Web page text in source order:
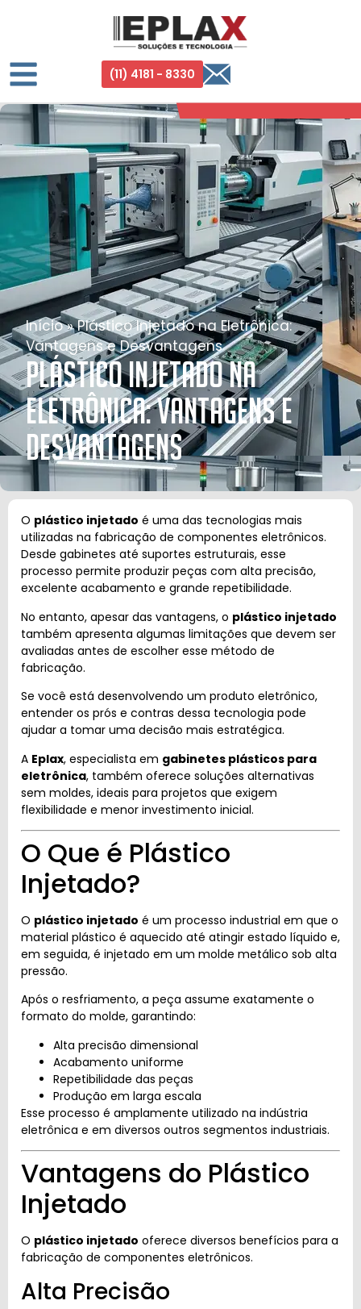
(11) 4181 - 8330
Início»Plástico Injetado na Eletrônica:
Vantagens e Desvantagens
Plástico Injetado na
Eletrônica: Vantagens e
Desvantagens
O plástico injetado é uma das tecnologias mais
utilizadas na fabricação de componentes eletrônicos.
Desde gabinetes até suportes estruturais, esse
processo permite produzir peças com alta precisão,
excelente acabamento e grande repetibilidade.
No entanto, apesar das vantagens, o plástico injetado
também apresenta algumas limitações que devem ser
avaliadas antes de escolher esse método de
fabricação.
Se você está desenvolvendo um produto eletrônico,
entender os prós e contras dessa tecnologia pode
ajudar a tomar uma decisão mais estratégica.
A Eplax, especialista em gabinetes plásticos para
eletrônica, também oferece soluções alternativas
sem moldes, ideais para projetos que exigem
flexibilidade e menor investimento inicial.
O Que é Plástico
Injetado?
O plástico injetado é um processo industrial em que o
material plástico é aquecido até atingir estado líquido e,
em seguida, é injetado em um molde metálico sob alta
pressão.
Após o resfriamento, a peça assume exatamente o
formato do molde, garantindo:
Alta precisão dimensional
Acabamento uniforme
Repetibilidade das peças
Produção em larga escala
Esse processo é amplamente utilizado na indústria
eletrônica e em diversos outros segmentos industriais.
Vantagens do Plástico
Injetado
O plástico injetado oferece diversos benefícios para a
fabricação de componentes eletrônicos.
Alta Precisão